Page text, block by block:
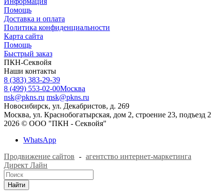
Помощь
Доставка и оплата
Политика конфиденциальности
Карта сайта
Помощь
Быстрый заказ
ПКН-Секвойя
Наши контакты
8 (383) 383-29-39
8 (499) 553-02-00Москва
nsk@pkns.ru msk@pkns.ru
Новосибирск, ул. Декабристов, д. 269
Москва, ул. Краснобогатырская, дом 2, строение 23, подъезд 2
2026 © ООО "ПКН - Секвойя"
WhatsApp
Продвижение сайтов - агентство интернет-маркетинга
Директ Лайн
Найти